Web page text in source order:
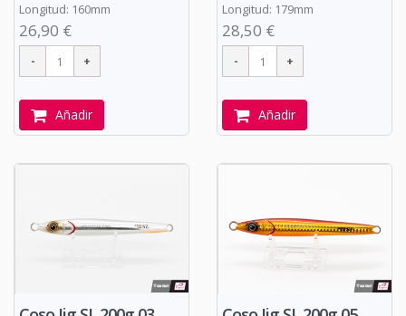
Longitud: 160mm
26,90 €
Añadir
Longitud: 179mm
28,50 €
Añadir